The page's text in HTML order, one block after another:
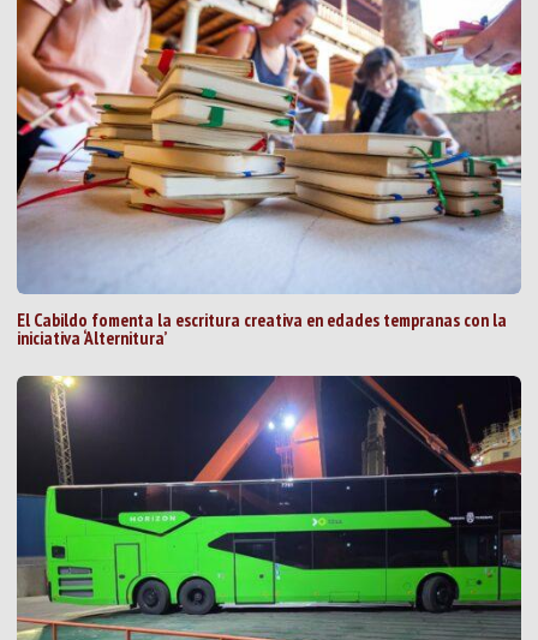
El Cabildo fomenta la escritura creativa en edades tempranas con la
iniciativa ‘Alternitura’